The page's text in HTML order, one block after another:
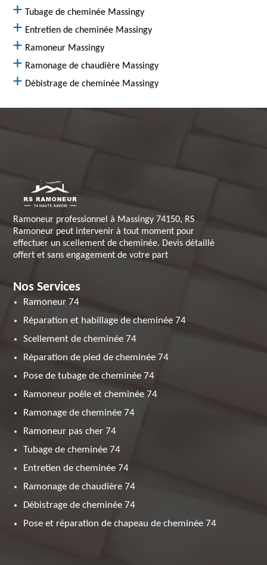
Tubage de cheminée Massingy
Entretien de cheminée Massingy
Ramoneur Massingy
Ramonage de chaudière Massingy
Débistrage de cheminée Massingy
Ramoneur professionnel à Massingy 74150, RS
Ramoneur peut intervenir à tout moment pour
effectuer un scellement de cheminée. Devis détaillé
offert et sans engagement de votre part
Nos Services
Ramoneur 74
Réparation et habillage de cheminée 74
Scellement de cheminée 74
Réparation de pied de cheminée 74
Pose de tubage de cheminée 74
Ramoneur poêle et cheminée 74
Ramonage de cheminée 74
Ramoneur pas cher 74
Tubage de cheminée 74
Entretien de cheminée 74
Ramonage de chaudière 74
Débistrage de cheminée 74
Pose et réparation de chapeau de cheminée 74